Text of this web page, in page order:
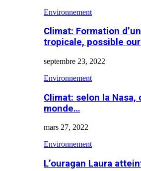
Environnement
Climat: Formation
tropicale, possible
septembre 23, 2022
Environnement
Climat: selon la Nasa,
monde…
mars 27, 2022
Environnement
L’ouragan Laura